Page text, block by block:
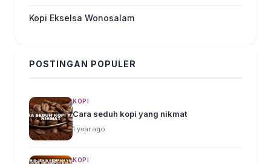
Kopi Ekselsa Wonosalam
POSTINGAN POPULER
KOPI
Cara seduh kopi yang nikmat
1 year ago
KOPI